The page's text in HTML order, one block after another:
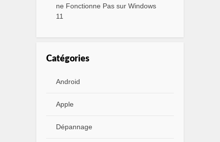
ne Fonctionne Pas sur Windows
11
Catégories
Android
Apple
Dépannage